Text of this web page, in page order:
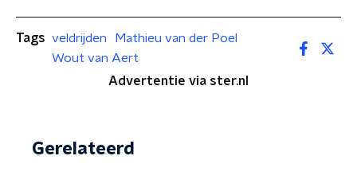
Tags veldrijden
Mathieu van der Poel
Wout van Aert
Advertentie via ster.nl
Gerelateerd